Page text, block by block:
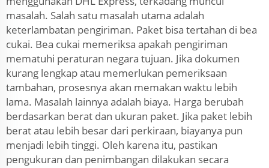
masalah. Salah satu masalah utama adalah
keterlambatan pengiriman. Paket bisa tertahan di bea
cukai. Bea cukai memeriksa apakah pengiriman
mematuhi peraturan negara tujuan. Jika dokumen
kurang lengkap atau memerlukan pemeriksaan
tambahan, prosesnya akan memakan waktu lebih
lama. Masalah lainnya adalah biaya. Harga berubah
berdasarkan berat dan ukuran paket. Jika paket lebih
berat atau lebih besar dari perkiraan, biayanya pun
menjadi lebih tinggi. Oleh karena itu, pastikan
pengukuran dan penimbangan dilakukan secara